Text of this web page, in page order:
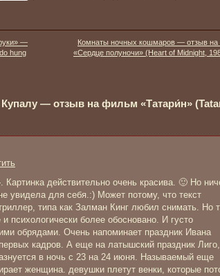
—
hung
Комнаты ночных кошмаров — отзыв
«Сердце полуночи» (Heart of Midnight,
— отзыв на фильм «Татари́н»
Картинка действительно очень красива. 🙂 Но
увидела для себя.:) Может потому, что текст
типа как Залман Кинг любил снимать. Но
психологически более обосновано. И густо
обрядами. Очень напоминает праздник Ивана
кадров. А еще на латышский праздник Лиго,
в ночь с 23 на 24 июня. Называемый еще
женщина. девушки плетут венки, которые